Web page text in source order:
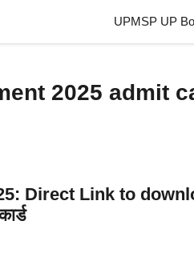
UPMSP UP
2025 admit
Direct Link to